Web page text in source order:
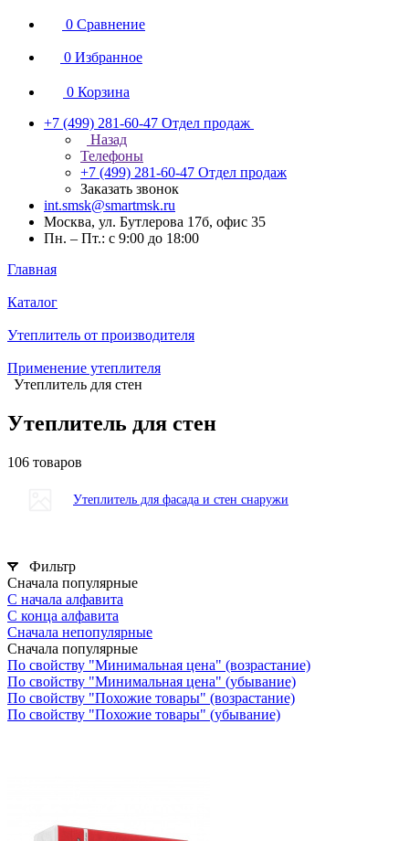
0 Сравнение
0 Избранное
0 Корзина
+7 (499) 281-60-47 Отдел продаж
Назад
Телефоны
+7 (499) 281-60-47 Отдел продаж
Заказать звонок
int.smsk@smartmsk.ru
Москва, ул. Бутлерова 17б, офис 35
Пн. – Пт.: с 9:00 до 18:00
Главная
Каталог
Утеплитель от производителя
Применение утеплителя
Утеплитель для стен
Утеплитель для стен
106 товаров
Утеплитель для фасада и стен снаружи
Фильтр
Сначала популярные
С начала алфавита
С конца алфавита
Сначала непопулярные
Сначала популярные
По свойству "Минимальная цена" (возрастание)
По свойству "Минимальная цена" (убывание)
По свойству "Похожие товары" (возрастание)
По свойству "Похожие товары" (убывание)